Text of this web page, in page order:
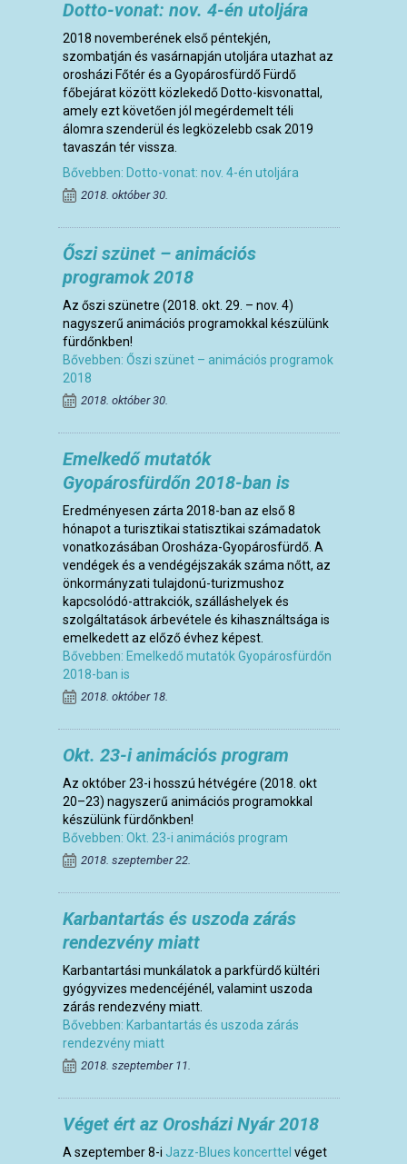
Dotto-vonat: nov. 4-én utoljára
2018 novemberének első péntekjén,
szombatján és vasárnapján utoljára utazhat az
orosházi Főtér és a Gyopárosfürdő Fürdő
főbejárat között közlekedő Dotto-kisvonattal,
amely ezt követően jól megérdemelt téli
álomra szenderül és legközelebb csak 2019
tavaszán tér vissza.
Bővebben: Dotto-vonat: nov. 4-én utoljára
2018. október 30.
Őszi szünet – animációs
programok 2018
Az őszi szünetre (2018. okt. 29. – nov. 4)
nagyszerű animációs programokkal készülünk
fürdőnkben!
Bővebben: Őszi szünet – animációs programok
2018
2018. október 30.
Emelkedő mutatók
Gyopárosfürdőn 2018-ban is
Eredményesen zárta 2018-ban az első 8
hónapot a turisztikai statisztikai számadatok
vonatkozásában Orosháza-Gyopárosfürdő. A
vendégek és a vendégéjszakák száma nőtt, az
önkormányzati tulajdonú-turizmushoz
kapcsolódó-attrakciók, szálláshelyek és
szolgáltatások árbevétele és kihasználtsága is
emelkedett az előző évhez képest.
Bővebben: Emelkedő mutatók Gyopárosfürdőn
2018-ban is
2018. október 18.
Okt. 23-i animációs program
Az október 23-i hosszú hétvégére (2018. okt
20–23) nagyszerű animációs programokkal
készülünk fürdőnkben!
Bővebben: Okt. 23-i animációs program
2018. szeptember 22.
Karbantartás és uszoda zárás
rendezvény miatt
Karbantartási munkálatok a parkfürdő kültéri
gyógyvizes medencéjénél, valamint uszoda
zárás rendezvény miatt.
Bővebben: Karbantartás és uszoda zárás
rendezvény miatt
2018. szeptember 11.
Véget ért az Orosházi Nyár 2018
A szeptember 8-i Jazz-Blues koncerttel véget